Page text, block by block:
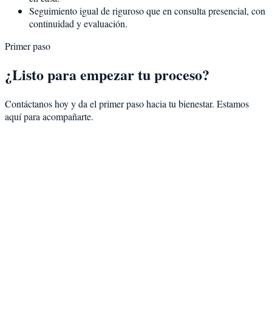
Seguimiento igual de riguroso que en consulta presencial, con
continuidad y evaluación.
Primer paso
¿Listo para empezar tu proceso?
Contáctanos hoy y da el primer paso hacia tu bienestar. Estamos
aquí para acompañarte.